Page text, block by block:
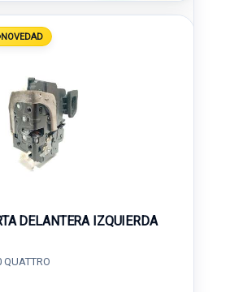
NOVEDAD
DELANTERA IZQUIERDA
QUATTRO